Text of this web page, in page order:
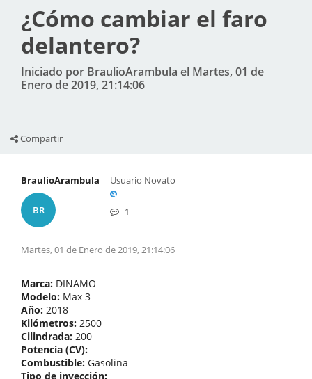
¿Cómo cambiar el faro
delantero?
Iniciado por BraulioArambula el Martes, 01 de
Enero de 2019, 21:14:06
Compartir
BraulioArambula
BR
Usuario Novato
1
Martes, 01 de Enero de 2019, 21:14:06
Marca: DINAMO
Modelo: Max 3
Año: 2018
Kilómetros: 2500
Cilindrada: 200
Potencia (CV):
Combustible: Gasolina
Tipo de inyección: